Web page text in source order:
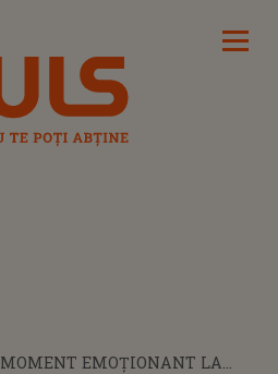
MOMENT EMOȚIONANT LA